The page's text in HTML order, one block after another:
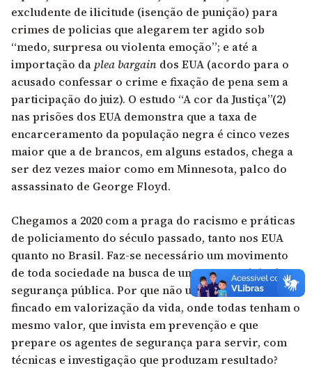
excludente de ilicitude (isenção de punição) para
crimes de policias que alegarem ter agido sob
“medo, surpresa ou violenta emoção”; e até a
importação da plea bargain dos EUA (acordo para o
acusado confessar o crime e fixação de pena sem a
participação do juiz). O estudo “A cor da Justiça”(2)
nas prisões dos EUA demonstra que a taxa de
encarceramento da população negra é cinco vezes
maior que a de brancos, em alguns estados, chega a
ser dez vezes maior como em Minnesota, palco do
assassinato de George Floyd.
Chegamos a 2020 com a praga do racismo e práticas
de policiamento do século passado, tanto nos EUA
quanto no Brasil. Faz-se necessário um movimento
de toda sociedade na busca de um novo modelo de
segurança pública. Por que não um policiamento
fincado em valorização da vida, onde todas tenham o
mesmo valor, que invista em prevenção e que
prepare os agentes de segurança para servir, com
técnicas e investigação que produzam resultado?